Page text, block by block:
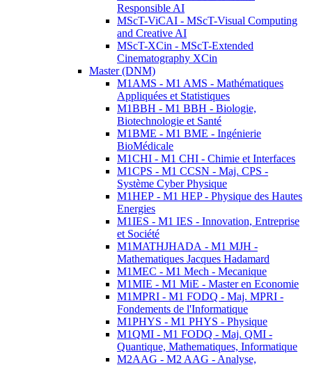
Responsible AI
MScT-ViCAI - MScT-Visual Computing
and Creative AI
MScT-XCin - MScT-Extended
Cinematography XCin
Master (DNM)
M1AMS - M1 AMS - Mathématiques
Appliquées et Statistiques
M1BBH - M1 BBH - Biologie,
Biotechnologie et Santé
M1BME - M1 BME - Ingénierie
BioMédicale
M1CHI - M1 CHI - Chimie et Interfaces
M1CPS - M1 CCSN - Maj. CPS -
Système Cyber Physique
M1HEP - M1 HEP - Physique des Hautes
Energies
M1IES - M1 IES - Innovation, Entreprise
et Société
M1MATHJHADA - M1 MJH -
Mathematiques Jacques Hadamard
M1MEC - M1 Mech - Mecanique
M1MIE - M1 MiE - Master en Economie
M1MPRI - M1 FODQ - Maj. MPRI -
Fondements de l'Informatique
M1PHYS - M1 PHYS - Physique
M1QMI - M1 FODQ - Maj. QMI -
Quantique, Mathematiques, Informatique
M2AAG - M2 AAG - Analyse,